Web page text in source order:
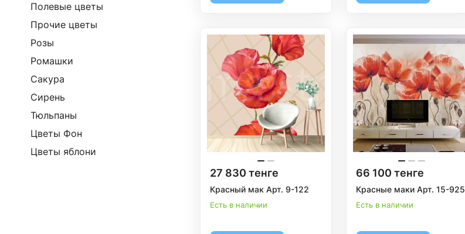
27 830 тенге
Красный мак Арт. 9-122
Есть в наличии
66 100 тенге
Красные маки Арт. 15-925
Есть в наличии
Полевые цветы
Прочие цветы
Розы
Ромашки
Сакура
Сирень
Тюльпаны
Цветы Фон
Цветы яблони